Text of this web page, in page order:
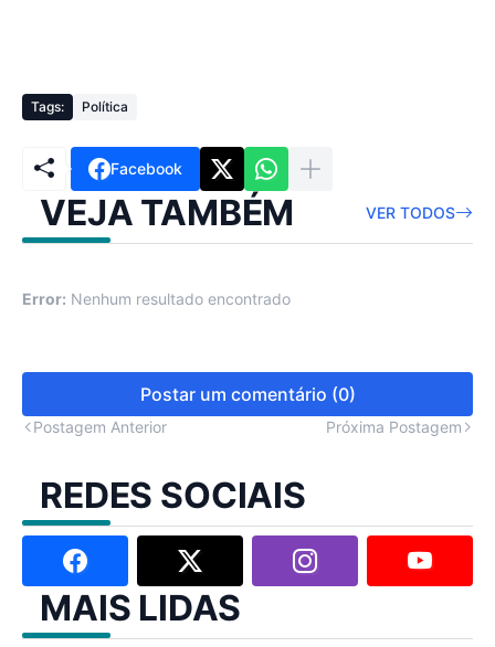
Tags: Política
Facebook
VEJA TAMBÉM VER TODOS
Error: Nenhum resultado encontrado
Postar um comentário (0)
Postagem Anterior Próxima Postagem
REDES SOCIAIS
MAIS LIDAS